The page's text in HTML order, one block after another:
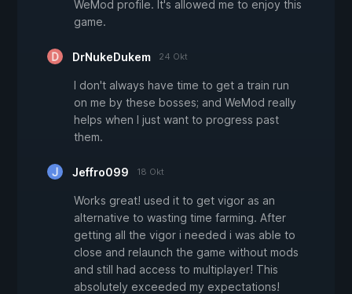
WeMod profile. It's allowed me to enjoy this
game.
DrNukeDukem 24 Okt
I don't always have time to get a train run
on me by these bosses; and WeMod really
helps when I just want to progress past
them.
Jeffro099 18 Okt
Works great! used it to get vigor as an
alternative to wasting time farming. After
getting all the vigor i needed i was able to
close and relaunch the game without mods
and still had access to multiplayer! This
absolutely exceeded my expectations!